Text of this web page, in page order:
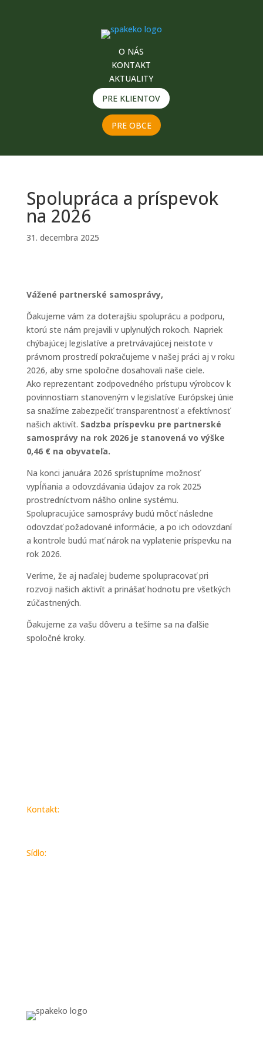
O NÁS
KONTAKT
AKTUALITY
PRE KLIENTOV
PRE OBCE
Spolupráca a príspevok
na 2026
31. decembra 2025
Vážené partnerské samosprávy,
Ďakujeme vám za doterajšiu spoluprácu a podporu,
ktorú ste nám prejavili v uplynulých rokoch. Napriek
chýbajúcej legislatíve a pretrvávajúcej neistote v
právnom prostredí pokračujeme v našej práci aj v roku
2026, aby sme spoločne dosahovali naše ciele.
Ako reprezentant zodpovedného prístupu výrobcov k
povinnostiam stanoveným v legislatíve Európskej únie
sa snažíme zabezpečiť transparentnosť a efektívnosť
našich aktivít. Sadzba príspevku pre partnerské
samosprávy na rok 2026 je stanovená vo výške
0,46 € na obyvateľa.
Na konci januára 2026 sprístupníme možnosť
vypĺňania a odovzdávania údajov za rok 2025
prostredníctvom nášho online systému.
Spolupracujúce samosprávy budú môcť následne
odovzdať požadované informácie, a po ich odovzdaní
a kontrole budú mať nárok na vyplatenie príspevku na
rok 2026.
Veríme, že aj naďalej budeme spolupracovať pri
rozvoji našich aktivít a prinášať hodnotu pre všetkých
zúčastnených.
Ďakujeme za vašu dôveru a tešíme sa na ďalšie
spoločné kroky.
Kontakt:
Sídlo: